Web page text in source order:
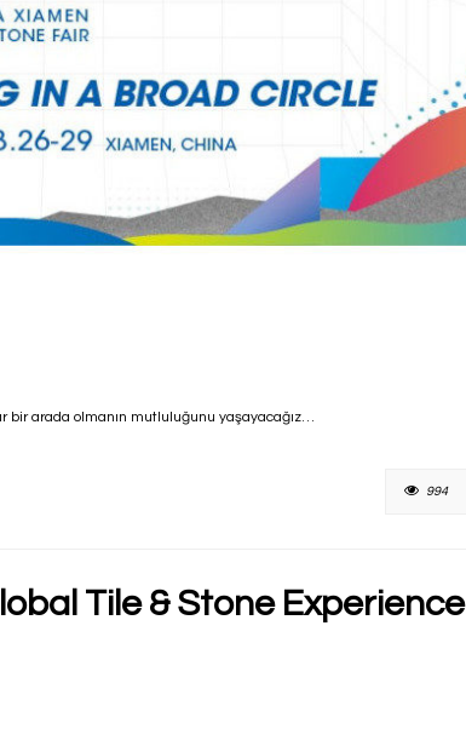
arada olmanın mutluluğunu yaşayacağız…
994
Tile & Stone Experience